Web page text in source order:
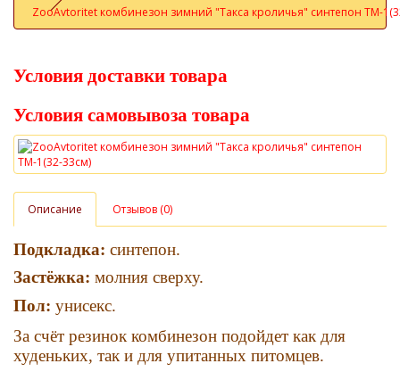
ZooAvtoritet комбинезон зимний "Такса кроличья" синтепон ТМ-
Условия доставки товара
Условия самовывоза товара
Описание Отзывов (0)
Подкладка: синтепон.
Застёжка: молния сверху.
Пол: унисекс.
За счёт резинок комбинезон подойдет как для
худеньких, так и для упитанных питомцев.